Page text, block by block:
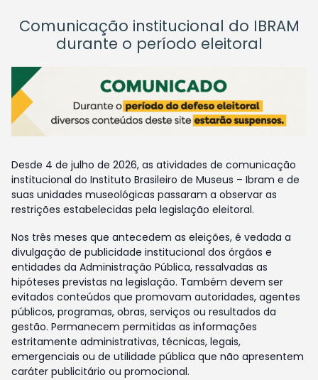
Comunicação institucional do IBRAM
durante o período eleitoral
Desde 4 de julho de 2026, as atividades de comunicação
institucional do Instituto Brasileiro de Museus – Ibram e de
suas unidades museológicas passaram a observar as
restrições estabelecidas pela legislação eleitoral.
Nos três meses que antecedem as eleições, é vedada a
divulgação de publicidade institucional dos órgãos e
entidades da Administração Pública, ressalvadas as
hipóteses previstas na legislação. Também devem ser
evitados conteúdos que promovam autoridades, agentes
públicos, programas, obras, serviços ou resultados da
gestão. Permanecem permitidas as informações
estritamente administrativas, técnicas, legais,
emergenciais ou de utilidade pública que não apresentem
caráter publicitário ou promocional.